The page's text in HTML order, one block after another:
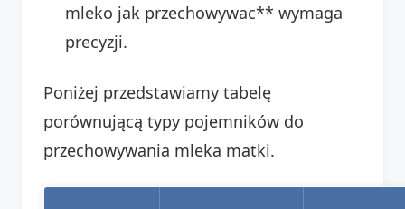
mleko jak przechowywac** wymaga
precyzji.
Poniżej przedstawiamy tabelę
porównującą typy pojemników do
przechowywania mleka matki.